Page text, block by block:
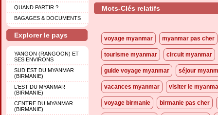
QUAND PARTIR ?
BAGAGES & DOCUMENTS
Explorer le pays
YANGON (RANGOON) ET
SES ENVIRONS
SUD EST DU MYANMAR
(BIRMANIE)
L'EST DU MYANMAR
(BIRMANIE)
CENTRE DU MYANMAR
(BIRMANIE)
Mots-Clés relatifs
voyage myanmar myanmar pas cher
tourisme myanmar circuit myanmar
guide voyage myanmar séjour
vacances myanmar visiter le
voyage birmanie birmanie pas cher